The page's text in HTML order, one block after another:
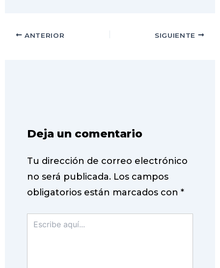
ANTERIOR SIGUIENTE
Deja un comentario
Tu dirección de correo electrónico
no será publicada. Los campos
obligatorios están marcados con *
Escribe
aquí...